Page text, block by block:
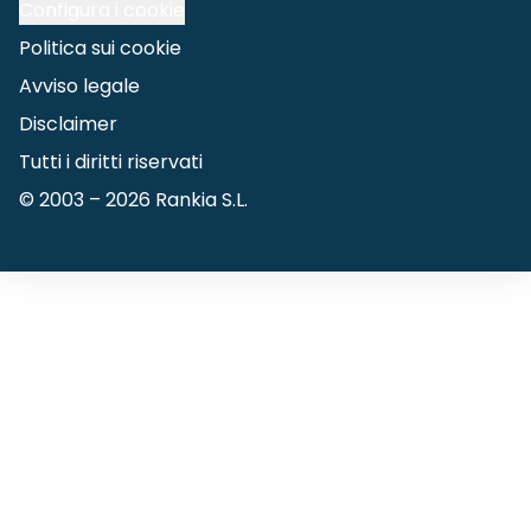
Politica sui cookie
Avviso legale
Disclaimer
Tutti i diritti riservati
© 2003 – 2026 Rankia S.L.